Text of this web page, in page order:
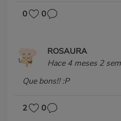
0 0
ROSAURA
Hace 4 meses 2
Que bons!! :P
2 0